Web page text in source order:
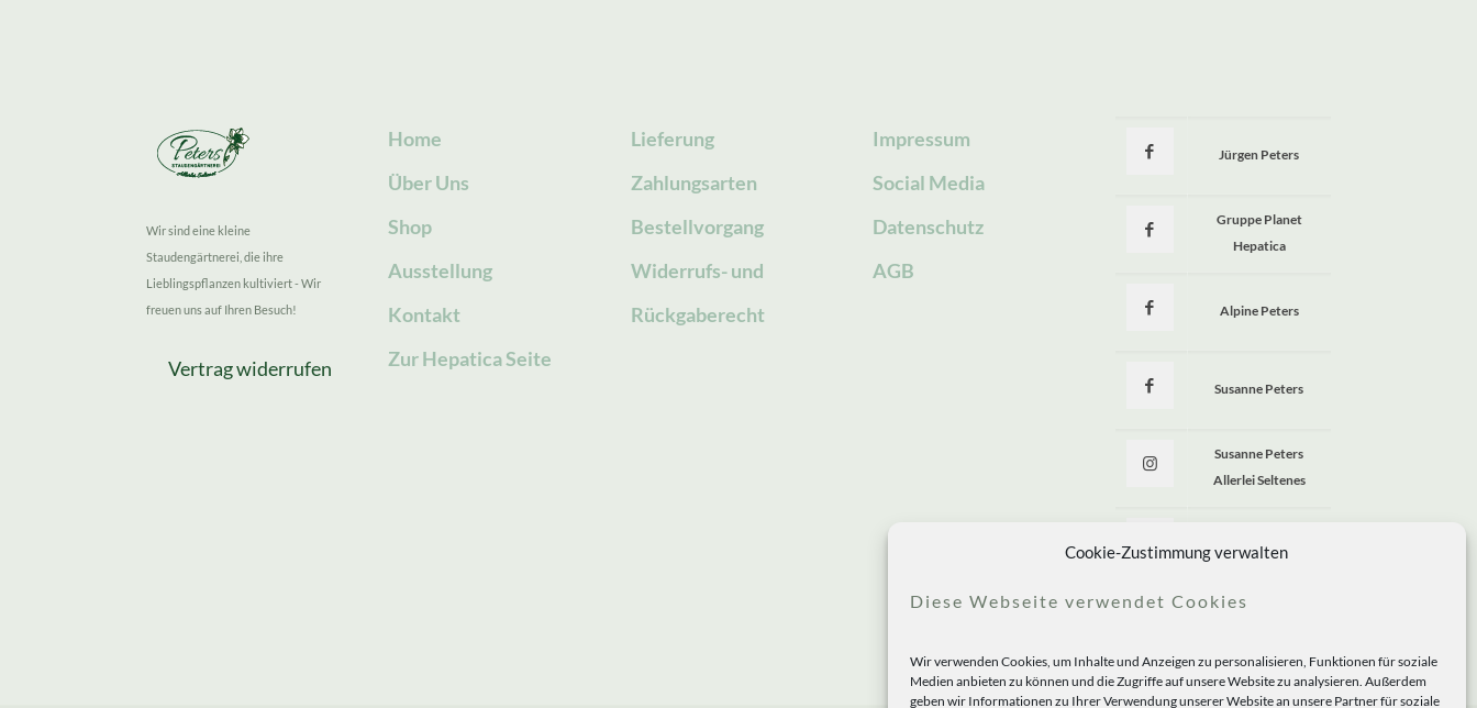
Cookie-Zustimmung verwalten
Diese Webseite verwendet Cookies
Wir verwenden Cookies, um Inhalte und Anzeigen zu personalisieren, Funktionen für soziale
Medien anbieten zu können und die Zugriffe auf unsere Website zu analysieren. Außerdem
geben wir Informationen zu Ihrer Verwendung unserer Website an unsere Partner für soziale
Wir sind eine kleine
Staudengärtnerei, die ihre
Lieblingspflanzen kultiviert - Wir
freuen uns auf Ihren Besuch!
Vertrag widerrufen
Home
Über Uns
Shop
Ausstellung
Kontakt
Zur Hepatica Seite
Lieferung
Zahlungsarten
Bestellvorgang
Widerrufs- und
Rückgaberecht
Impressum
Social Media
Datenschutz
AGB
Jürgen Peters
Gruppe Planet
Hepatica
Alpine Peters
Susanne Peters
Susanne Peters
Allerlei Seltenes
Allerlei Seltenes